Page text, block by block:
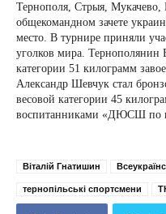
Тернополя, Стрыя,
общекомандном зачете
место. В турнире приняли
уголков мира. Тернополянин
категории 51 килограмм
Александр Шевчук стал
весовой категории 45
воспитанниками «ДЮСШ по
Віталій Гнатишин
тернопільські спортсмени